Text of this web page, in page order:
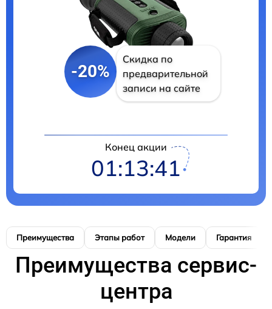
-20%
Скидка по
предварительной
записи на сайте
Конец акции
01:13:41
Преимущества Этапы работ Модели Гарантия
Преимущества сервис-
центра